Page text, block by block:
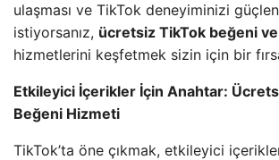
ulaşması ve TikTok deneyiminizi
istiyorsanız, ücretsiz TikTok beğeni
hizmetlerini keşfetmek sizin için bir
Etkileyici İçerikler İçin Anahtar:
Beğeni Hizmeti
TikTok’ta öne çıkmak, etkileyici